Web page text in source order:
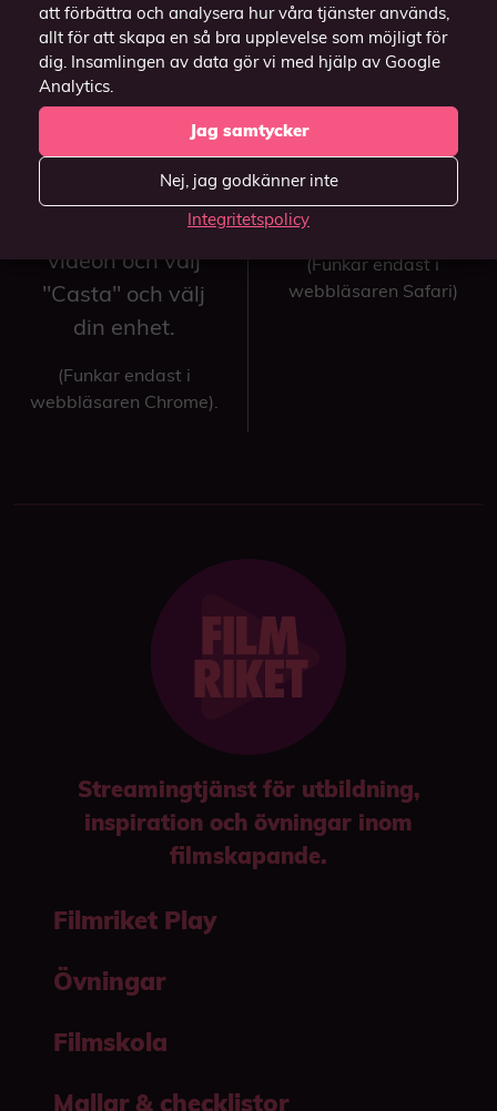
att förbättra och analysera hur våra tjänster används,
allt för att skapa en så bra upplevelse som möjligt för
dig. Insamlingen av data gör vi med hjälp av Google
Analytics.
Jag samtycker
Nej, jag godkänner inte
Integritetspolicy
Vill du casta till TV:n?
Har du en
Chromecast / Android
Casta över till TV:n
genom att
högerklicka på
videon och välj
"Casta" och välj
din enhet.
(Funkar endast i
webbläsaren Chrome).
Casta genom
knappen
på
videospelaren och
välj din Apple TV.
(Funkar endast i
webbläsaren Safari)
Streamingtjänst för utbildning,
inspiration och övningar inom
filmskapande.
Filmriket Play
Övningar
Filmskola
Mallar & checklistor